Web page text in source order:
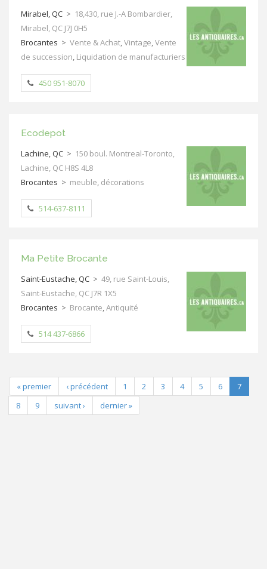
Mirabel, QC > 18,430, rue J.-A Bombardier,
Mirabel, QC J7J 0H5
Brocantes > Vente & Achat,Vintage,Vente
de succession, Liquidation de manufacturiers
450 951-8070
Ecodepot
Lachine, QC > 150 boul. Montreal-Toronto,
Lachine, QC H8S 4L8
Brocantes > meuble, décorations
514-637-8111
Ma Petite Brocante
Saint-Eustache, QC > 49, rue Saint-Louis,
Saint-Eustache, QC J7R 1X5
Brocantes > Brocante,Antiquité
514 437-6866
« premier ‹ précédent 1 2 3 4 5 6
7
8
9 suivant › dernier »